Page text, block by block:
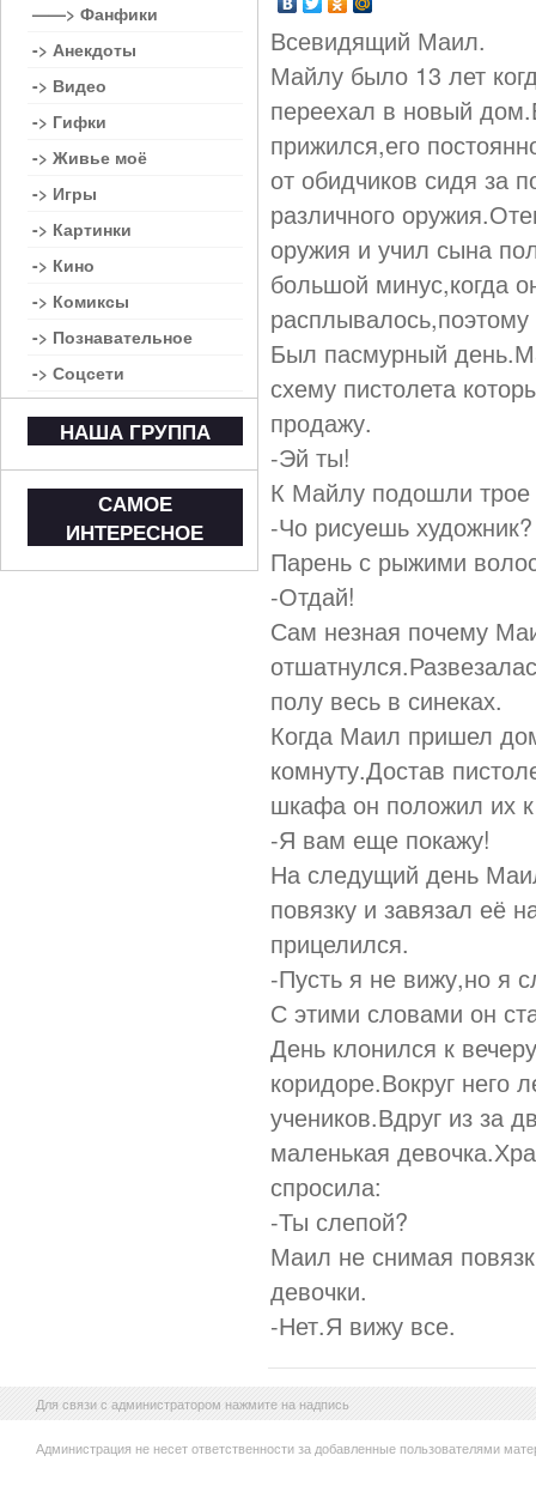
Всевидящий Маил.
Майлу было 13 лет
переехал в новый
прижился,его
от обидчиков сидя за
различного
оружия и учил сына
большой минус,когда
Был пасмурный
схему пистолета
продажу.
-Эй ты!
К Майлу подошли трое
-Чо рисуешь художник?
Парень с рыжими
-Отдай!
Сам незная почему
полу весь в синеках.
Когда Маил пришел
комнуту.Достав
шкафа он положил их
-Я вам еще покажу!
На следущий день
повязку и завязал её
прицелился.
-Пусть я не вижу,но я
С этими словами он
День клонился к
коридоре.Вокруг него
учеников.Вдруг из за
маленькая
спросила:
-Ты слепой?
Маил не снимая
девочки.
-Нет.Я вижу все.
——> Фанфики
-> Анекдоты
-> Видео
-> Гифки
-> Живье моё
-> Игры
-> Картинки
-> Кино
-> Комиксы
-> Познавательное
-> Соцсети
НАША ГРУППА
САМОЕ
ИНТЕРЕСНОЕ
Для связи с администратором нажмите на надпись
Администрация не несет ответственности за добавленные пользователями